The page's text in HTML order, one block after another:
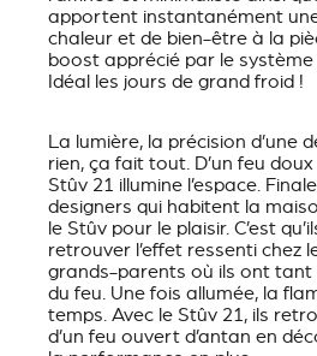
apportent instantanément
chaleur et de bien-être à la
boost apprécié par le
Idéal les jours de grand froid !
La lumière, la précision d’une
rien, ça fait tout. D’un feu
Stûv 21 illumine l’espace.
designers qui habitent la
le Stûv pour le plaisir. C’est
retrouver l’effet ressenti chez
grands-parents où ils ont tant
du feu. Une fois allumée, la
temps. Avec le Stûv 21, ils
d’un feu ouvert d’antan en